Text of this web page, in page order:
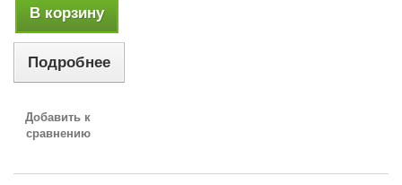
В корзину
Подробнее
Добавить к
сравнению